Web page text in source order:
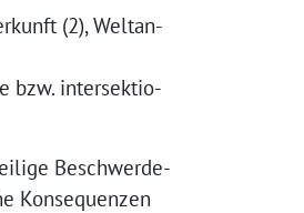
(2), Weltan-
bzw. intersektio-
Beschwerde-
Konsequenzen